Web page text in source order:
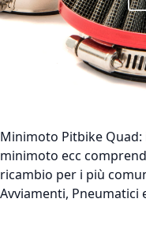
Minimoto Pitbike Quad:
minimoto ecc
ricambio per i più
Avviamenti, Pneumatici